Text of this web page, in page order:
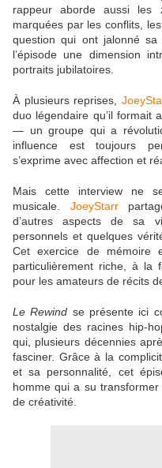
rappeur aborde aussi les
marquées par les conflits,
question qui ont jalonné
l’épisode une dimension
portraits jubilatoires.
À plusieurs reprises,
duo légendaire qu’il formait
— un groupe qui a
influence est toujours
s’exprime avec affection et
Mais cette interview ne
musicale. JoeyStarr
d’autres aspects de sa
personnels et quelques
Cet exercice de mémoire
particulièrement riche, à la
pour les amateurs de récits
Le Rewind se présente ici
nostalgie des racines hip-
qui, plusieurs décennies
fasciner. Grâce à la
et sa personnalité, cet
homme qui a su
de créativité.